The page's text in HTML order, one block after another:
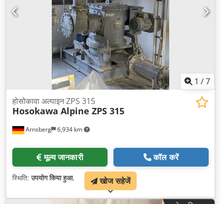
1 /7
Arnsberg 6,934 km
होसोकावा अल्पाइन ZPS 315
Hosokawa Alpine ZPS 315
मूल्य जानकारी कॉल करें
स्थिति:उपयोग किया हुआ, खोज सहेजें